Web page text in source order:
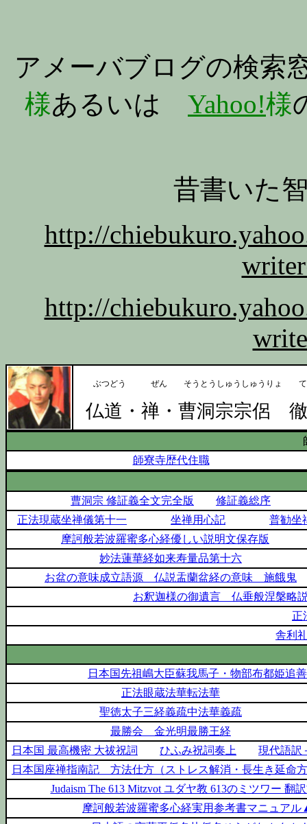
アメーバブログの検索
様あるいは Yahoo!様
昔書いた
http://
http://
ぶつどう ぜん そうとうしゅうしゅうりょ てっ
仏道・禅・曹洞宗宗侶
師寮寺歴代住職
曹洞宗 修証義全文完全版
修証義総序
正法現蔵坐禅儀第十一
坐禅用心記
普勧坐
摩訶般若波羅蜜多心経優しい説明文保存版
妙法蓮華経如来寿量品第十六
お盆の意味成立語源 仏説盂蘭盆経の意味 施餓鬼
お釈迦様の御遺言 仏垂般涅槃略
正
舎利
日本国先祖嶋大臣蘇我馬子・物部布都姫
正法眼蔵法華転法華
聖徳太子三経義疏中法華義疏
最勝会 金光明最勝王経
日本国 最高機密 大祓祝詞
ひふみ祝詞奏上
現代語訳
日本国座禅指南記 方法仕方（ストレス解消・長生き延命
Judaism The 613 Mitzvot ユダヤ教 613のミツワー 翻
摩訶般若波羅蜜多心経実用参考書マニュア